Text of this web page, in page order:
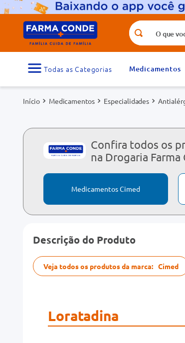
O que você busca? (Ex.:
Medicamentos
Medicamentos Especialidades
Confira todos os
na Drogaria Farma
Medicamentos Cimed
Descrição do Produto
Veja todos os produtos da marca: Cimed
Loratadina
Termos mais buscados
1
medicamento
5º dipirona